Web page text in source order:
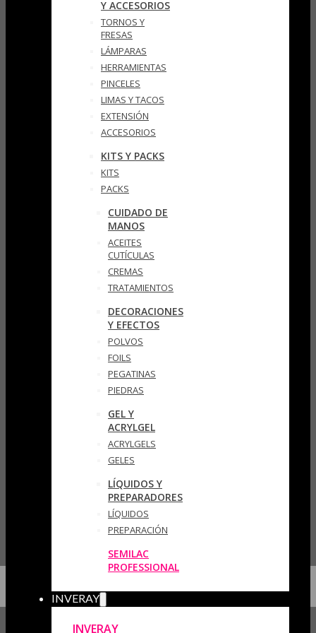
Y ACCESORIOS
TORNOS Y
FRESAS
LÁMPARAS
HERRAMIENTAS
PINCELES
LIMAS Y TACOS
EXTENSIÓN
ACCESORIOS
KITS Y PACKS
KITS
PACKS
CUIDADO DE
MANOS
ACEITES
CUTÍCULAS
CREMAS
TRATAMIENTOS
DECORACIONES
Y EFECTOS
POLVOS
FOILS
PEGATINAS
PIEDRAS
GEL Y
ACRYLGEL
ACRYLGELS
GELES
LÍQUIDOS Y
PREPARADORES
LÍQUIDOS
PREPARACIÓN
SEMILAC
PROFESSIONAL
INVERAY
INVERAY